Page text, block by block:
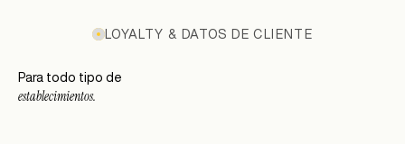
LOYALTY & DATOS DE CLIENTE
Para todo tipo de
establecimientos.